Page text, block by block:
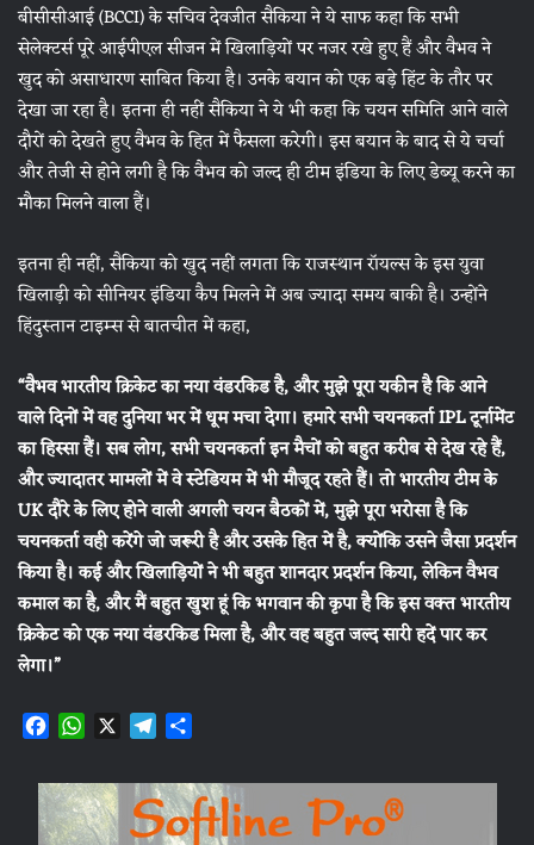
बीसीसीआई (BCCI) के सचिव देवजीत सैकिया ने ये साफ कहा कि सभी
सेलेक्टर्स पूरे आईपीएल सीजन में खिलाड़ियों पर नजर रखे हुए हैं और वैभव ने
खुद को असाधारण साबित किया है। उनके बयान को एक बड़े हिंट के तौर पर
देखा जा रहा है। इतना ही नहीं सैकिया ने ये भी कहा कि चयन समिति आने वाले
दौरों को देखते हुए वैभव के हित में फैसला करेगी। इस बयान के बाद से ये चर्चा
और तेजी से होने लगी है कि वैभव को जल्द ही टीम इंडिया के लिए डेब्यू करने का
मौका मिलने वाला हैं।
इतना ही नहीं, सैकिया को खुद नहीं लगता कि राजस्थान रॉयल्स के इस युवा
खिलाड़ी को सीनियर इंडिया कैप मिलने में अब ज्यादा समय बाकी है। उन्होंने
हिंदुस्तान टाइम्स से बातचीत में कहा,
“वैभव भारतीय क्रिकेट का नया वंडरकिड है, और मुझे पूरा यकीन है कि आने
वाले दिनों में वह दुनिया भर में धूम मचा देगा। हमारे सभी चयनकर्ता IPL टूर्नामेंट
का हिस्सा हैं। सब लोग, सभी चयनकर्ता इन मैचों को बहुत करीब से देख रहे हैं,
और ज्यादातर मामलों में वे स्टेडियम में भी मौजूद रहते हैं। तो भारतीय टीम के
UK दौरे के लिए होने वाली अगली चयन बैठकों में, मुझे पूरा भरोसा है कि
चयनकर्ता वही करेंगे जो जरूरी है और उसके हित में है, क्योंकि उसने जैसा प्रदर्शन
किया है। कई और खिलाड़ियों ने भी बहुत शानदार प्रदर्शन किया, लेकिन वैभव
कमाल का है, और मैं बहुत खुश हूं कि भगवान की कृपा है कि इस वक्त भारतीय
क्रिकेट को एक नया वंडरकिड मिला है, और वह बहुत जल्द सारी हदें पार कर
लेगा।”
F
c
e
b
W
a
t
s
X T
l
e
g
a
r
e